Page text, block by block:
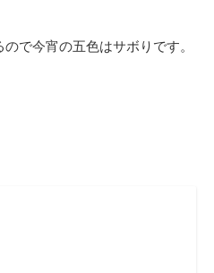
で今宵の五色はサボりです。